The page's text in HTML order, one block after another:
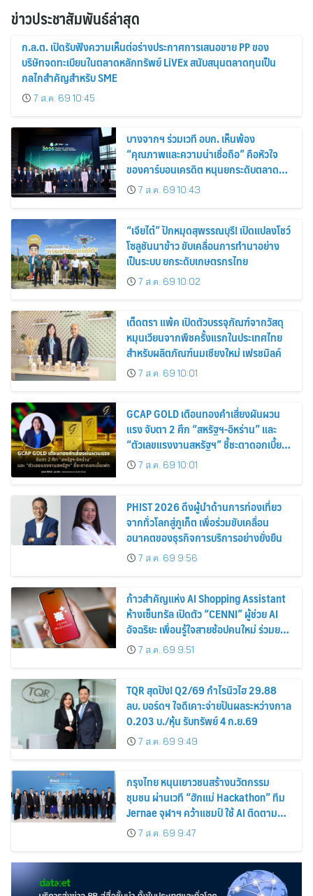
ข่าวประชาสัมพันธ์ล่าสุด
ก.ล.ต. เปิดรับฟังความเห็นต่อร่างประกาศการเสนอขาย PP ของ
บริษัทจดทะเบียนในตลาดหลักทรัพย์ LiVEx สนับสนุนตลาดทุนเป็น
กลไกสำคัญสำหรับ SME
7 ส.ค. 69 10:45
บางจากฯ ร่วมเวที อบก. เห็นพ้อง
“คุณภาพและความน่าเชื่อถือ” คือหัวใจ
ของคาร์บอนเครดิต หนุนยกระดับตลาด
คาร์บอนไทย เชื่อมโยงอาเซียน เปิดโอกาสสู่
ตลาดสากล
7 ส.ค. 69 10:43
“เจียไต๋” ปักหมุดสุพรรณบุรี! เปิดแปลงโชว์
โซลูชันนาข้าว ขับเคลื่อนการทำนาอย่าง
เป็นระบบ ยกระดับเกษตรกรไทย
7 ส.ค. 69 10:02
เต็ดตรา แพ้ค เปิดตัวบรรจุภัณฑ์จากวัสดุ
หมุนเวียนจากพืชครั้งแรกในประเทศไทย
สำหรับผลิตภัณฑ์นมเชียงใหม่ เฟรชมิลค์
7 ส.ค. 69 10:01
GCAP GOLD เตือนทองคำเสี่ยงผันผวน
แรง จับตา 2 ศึก “สหรัฐฯ-อิหร่าน” และ
“ตัวเลขแรงงานสหรัฐฯ” ชี้ชะตาดอกเบี้ย
เฟด7 ส.ค. 69 10:01
PHIST 2026 ดึงผู้นำด้านการท่องเที่ยว
จากทั่วโลกสู่ภูเก็ต เพื่อร่วมขับเคลื่อน
อนาคตของธุรกิจการบริการอย่างยั่งยืน
7 ส.ค. 69 9:56
ก้าวสำคัญแห่ง AI Shopping Assistant
ห้างเซ็นทรัล เปิดตัว “CENNI” ผู้ช่วย AI
อัจฉริยะ เพื่อนรู้ใจสายช้อปคนใหม่ ร่วมยก
ระดับประสบการณ์ช้อปปิ้งให้ง่ายขึ้นได้ ใน
แชตเดียว
7 ส.ค. 69 9:51
TQR สุดปัง! Q2/69 กำไรนิวไฮ 29.88
ลบ. บอร์ดฯ ใจดีเคาะจ่ายปันผลระหว่างกาล
0.203 บ./หุ้น รับทรัพย์ 4 ก.ย.69
7 ส.ค. 69 9:49
กรุงไทย หนุนเยาวชนสร้างนวัตกรรม
ชุมชน ผ่านเวที “ฮักแม่ Hackathon” ทีม
Jernae จุฬาฯ คว้าแชมป์ ใช้ AI ติดตาม
ทรัพย์สินสูญหาย
7 ส.ค. 69 9:47